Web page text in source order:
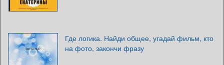
Где логика. Найди общее, угадай фильм, кто
на фото, закончи фразу